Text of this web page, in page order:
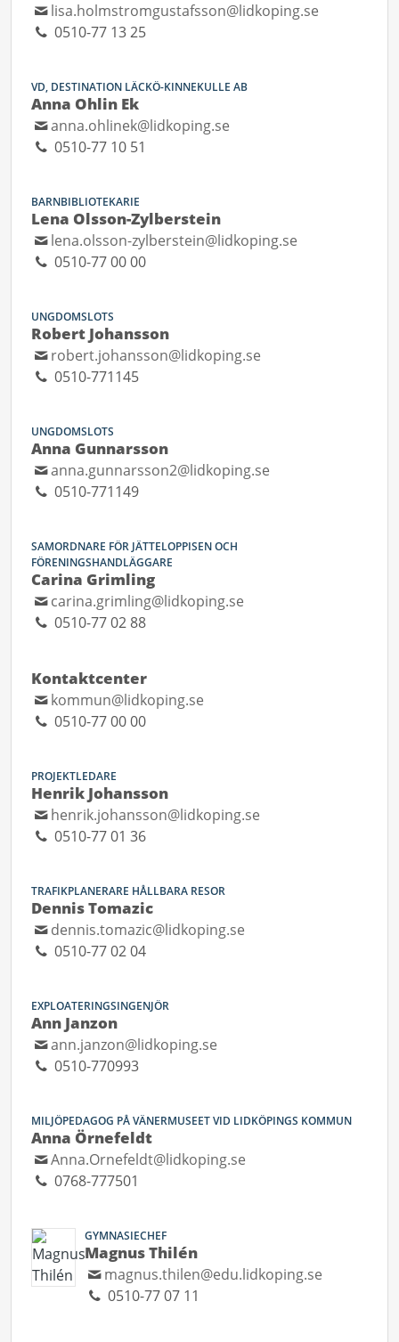
lisa.holmstromgustafsson@lidkoping.se
0510-77 13 25
VD, DESTINATION LÄCKÖ-KINNEKULLE AB
Anna Ohlin Ek
anna.ohlinek@lidkoping.se
0510-77 10 51
BARNBIBLIOTEKARIE
Lena Olsson-Zylberstein
lena.olsson-zylberstein@lidkoping.se
0510-77 00 00
UNGDOMSLOTS
Robert Johansson
robert.johansson@lidkoping.se
0510-771145
UNGDOMSLOTS
Anna Gunnarsson
anna.gunnarsson2@lidkoping.se
0510-771149
SAMORDNARE FÖR JÄTTELOPPISEN OCH
FÖRENINGSHANDLÄGGARE
Carina Grimling
carina.grimling@lidkoping.se
0510-77 02 88
Kontaktcenter
kommun@lidkoping.se
0510-77 00 00
PROJEKTLEDARE
Henrik Johansson
henrik.johansson@lidkoping.se
0510-77 01 36
TRAFIKPLANERARE HÅLLBARA RESOR
Dennis Tomazic
dennis.tomazic@lidkoping.se
0510-77 02 04
EXPLOATERINGSINGENJÖR
Ann Janzon
ann.janzon@lidkoping.se
0510-770993
MILJÖPEDAGOG PÅ VÄNERMUSEET VID LIDKÖPINGS KOMMUN
Anna Örnefeldt
Anna.Ornefeldt@lidkoping.se
0768-777501
GYMNASIECHEF
Magnus Thilén
magnus.thilen@edu.lidkoping.se
0510-77 07 11